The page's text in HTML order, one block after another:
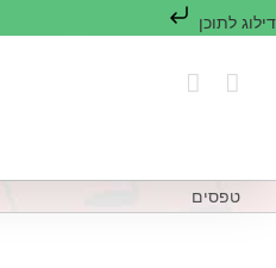
דילוג לתוכן
טפסים